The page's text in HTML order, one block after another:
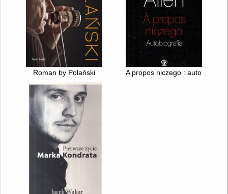
Roman by Polański A propos niczego :